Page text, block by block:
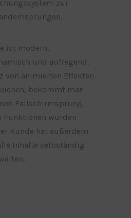
zur
ist modern,
und aufregend.
von animierten Effekten
bekommt man
Fallschirmsprung.
Funktionen wurden
Kunde hat außerdem
Inhalte selbständig